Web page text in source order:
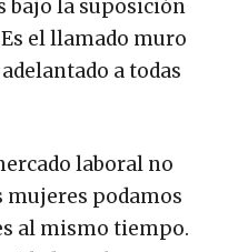
bajo la suposición
Es el llamado muro
a todas
laboral no
mujeres podamos
al mismo tiempo.